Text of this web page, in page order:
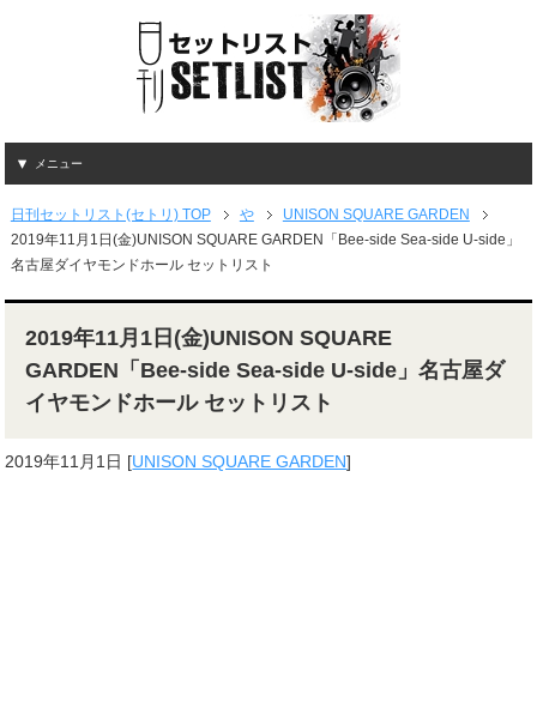
メニュー
日刊セットリスト(セトリ) TOP や
UNISON SQUARE GARDEN
2019年11月1日(金)UNISON SQUARE GARDEN「Bee-side Sea-side U-side」
名古屋ダイヤモンドホール セットリスト
2019年11月1日(金)UNISON SQUARE
GARDEN「Bee-side Sea-side U-side」名古屋ダ
イヤモンドホール セットリスト
2019年11月1日 [UNISON SQUARE GARDEN]